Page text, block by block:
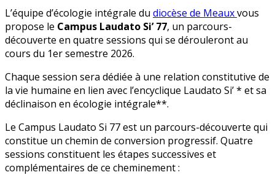
L’équipe d’écologie intégrale du diocèse de Meauxvous
propose le Campus Laudato Si’ 77, un parcours-
découverte en quatre sessions qui se dérouleront au
cours du 1er semestre 2026.
Chaque session sera dédiée à une relation constitutive de
la vie humaine en lien avec l’encyclique Laudato Si’ * et sa
déclinaison en écologie intégrale**.
Le Campus Laudato Si 77 est un parcours-découverte qui
constitue un chemin de conversion progressif. Quatre
sessions constituent les étapes successives et
complémentaires de ce cheminement :